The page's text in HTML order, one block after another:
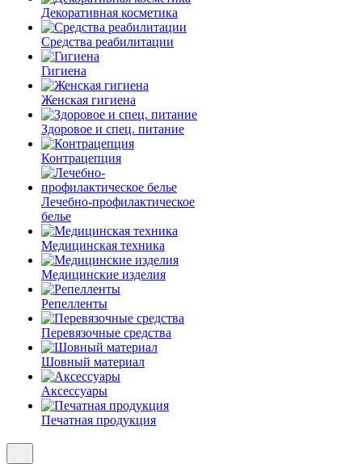
Декоративная косметика
Средства реабилитации
Гигиена
Женская гигиена
Здоровое и спец. питание
Контрацепция
Лечебно-профилактическое
белье
Медицинская техника
Медицинские изделия
Репелленты
Перевязочные средства
Шовный материал
Аксессуары
Печатная продукция